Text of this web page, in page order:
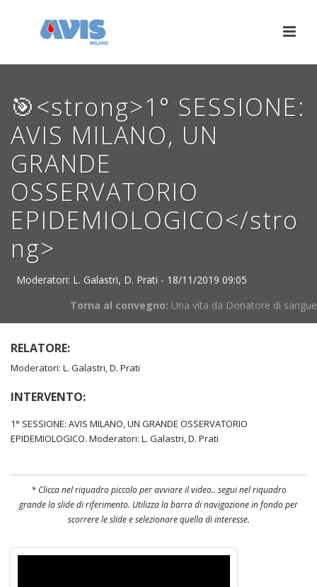
🎯<strong>1° SESSIONE:
AVIS MILANO, UN
GRANDE
OSSERVATORIO
EPIDEMIOLOGICO</stro
ng>
Moderatori: L. Galastri, D. Prati - 18/11/2019 09:05
Torna al convegno: Una vita da Donatore di sangue
RELATORE:
Moderatori: L. Galastri, D. Prati
INTERVENTO:
1° SESSIONE: AVIS MILANO, UN GRANDE OSSERVATORIO
EPIDEMIOLOGICO. Moderatori: L. Galastri, D. Prati
* Clicca nel riquadro piccolo per avviare il video.. segui nel riquadro
grande la slide di riferimento. Utilizza la barra di navigazione in fondo per
scorrere le slide e selezionare quella di interesse.